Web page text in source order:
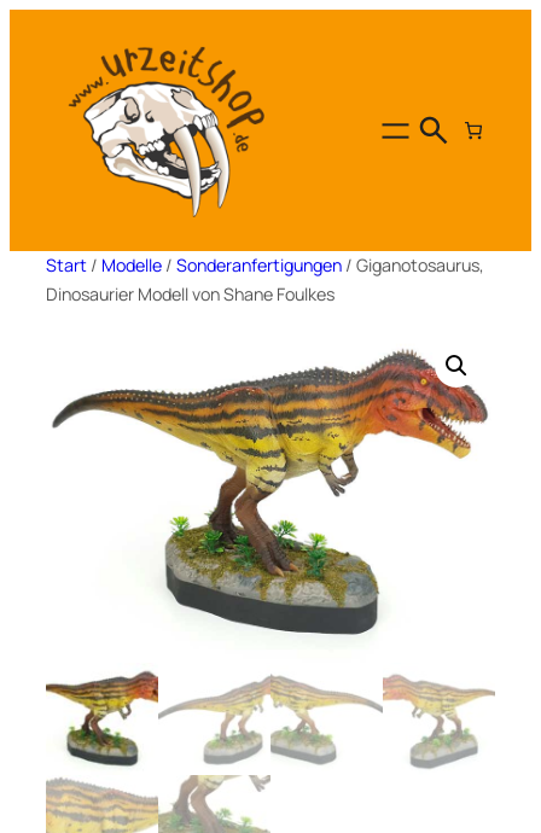
Start / Modelle / Sonderanfertigungen / Giganotosaurus,
Dinosaurier Modell von Shane Foulkes